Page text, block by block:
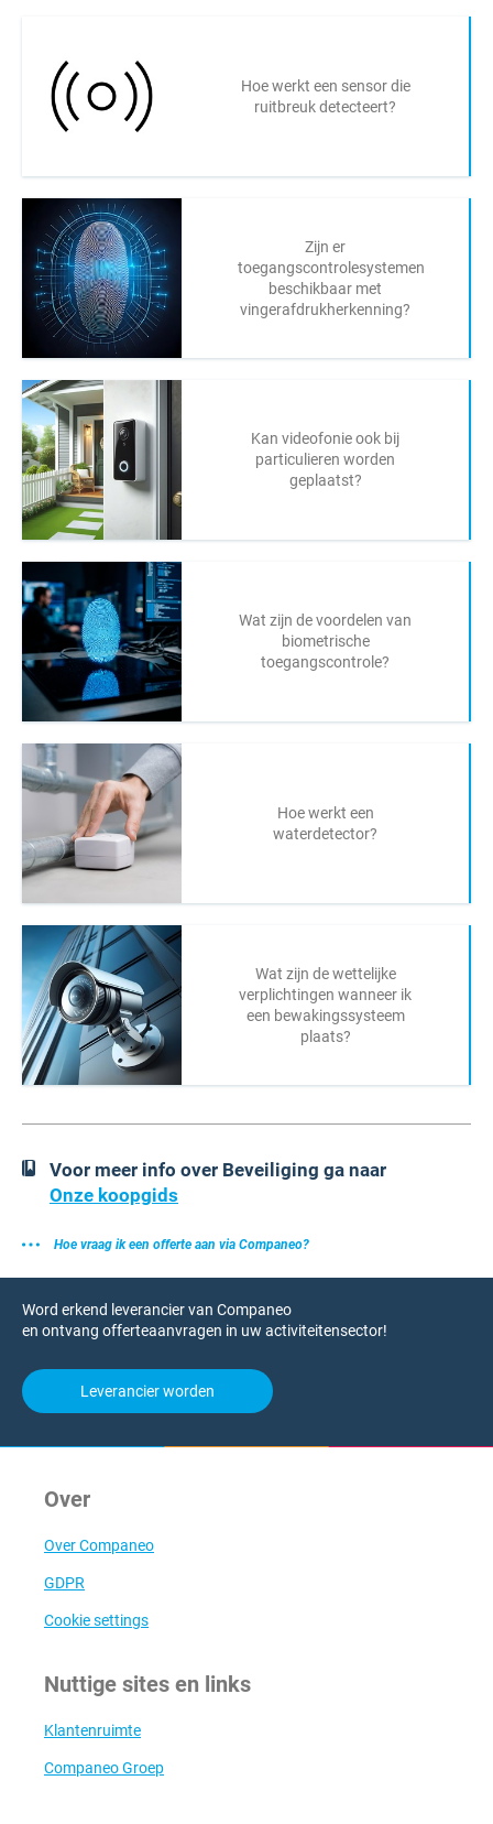
Hoe werkt een sensor die
ruitbreuk detecteert?
Zijn er
toegangscontrolesystemen
beschikbaar met
vingerafdrukherkenning?
Kan videofonie ook bij
particulieren worden
geplaatst?
Wat zijn de voordelen van
biometrische
toegangscontrole?
Hoe werkt een
waterdetector?
Wat zijn de wettelijke
verplichtingen wanneer ik
een bewakingssysteem
plaats?
Voor meer info over Beveiliging ga naar
Onze koopgids
Hoe vraag ik een offerte aan via Companeo?
Word erkend leverancier van Companeo
en ontvang offerteaanvragen in uw activiteitensector!
Leverancier worden
Over
Over Companeo
GDPR
Cookie settings
Nuttige sites en links
Klantenruimte
Companeo Groep